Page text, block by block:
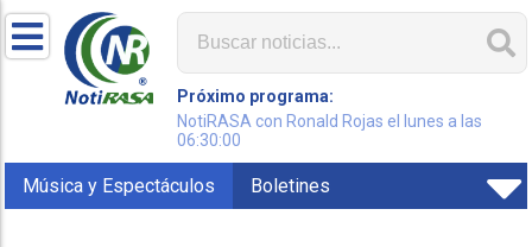
Próximo programa:
NotiRASA con Ronald Rojas el lunes a las
06:30:00
Música y Espectáculos Boletines